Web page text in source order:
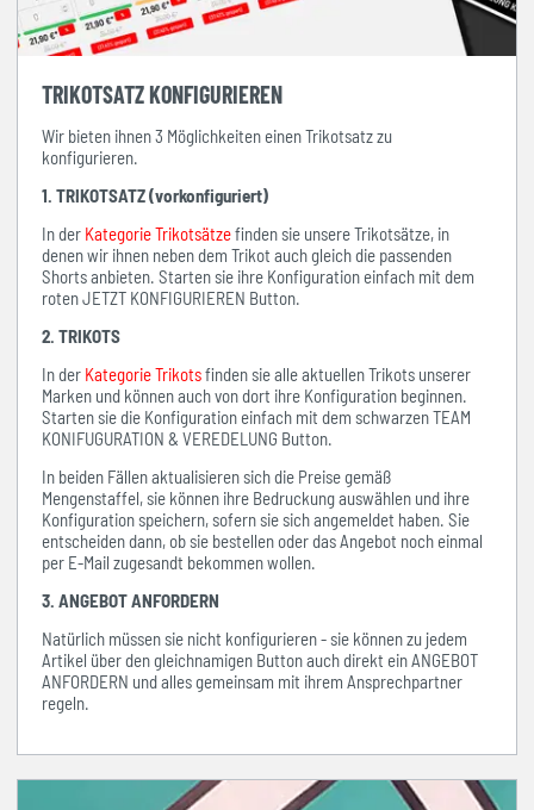
TRIKOTSATZ KONFIGURIEREN
Wir bieten ihnen 3 Möglichkeiten einen Trikotsatz zu
konfigurieren.
1. TRIKOTSATZ (vorkonfiguriert)
In der Kategorie Trikotsätzefinden sie unsere Trikotsätze, in
denen wir ihnen neben dem Trikot auch gleich die passenden
Shorts anbieten. Starten sie ihre Konfiguration einfach mit dem
roten JETZT KONFIGURIEREN Button.
2. TRIKOTS
In der Kategorie Trikotsfinden sie alle aktuellen Trikots unserer
Marken und können auch von dort ihre Konfiguration beginnen.
Starten sie die Konfiguration einfach mit dem schwarzen TEAM
KONIFUGURATION & VEREDELUNG Button.
In beiden Fällen aktualisieren sich die Preise gemäß
Mengenstaffel, sie können ihre Bedruckung auswählen und ihre
Konfiguration speichern, sofern sie sich angemeldet haben. Sie
entscheiden dann, ob sie bestellen oder das Angebot noch einmal
per E-Mail zugesandt bekommen wollen.
3. ANGEBOT ANFORDERN
Natürlich müssen sie nicht konfigurieren - sie können zu jedem
Artikel über den gleichnamigen Button auch direkt ein ANGEBOT
ANFORDERN und alles gemeinsam mit ihrem Ansprechpartner
regeln.